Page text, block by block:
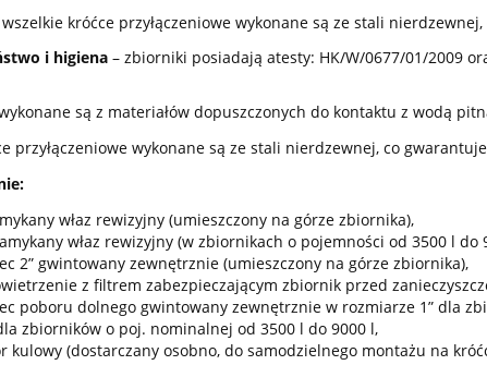
wszelkie króćce przyłączeniowe wykonane są ze stali
stwo i higiena – zbiorniki posiadają atesty: HK/W/0677/01/2009
są z materiałów dopuszczonych do kontaktu z wodą
przyłączeniowe wykonane są ze stali nierdzewnej, co
właz rewizyjny (umieszczony na górze zbiornika),
właz rewizyjny (w zbiornikach o pojemności od 3500 l do
2” gwintowany zewnętrznie (umieszczony na górze zbiornika),
z filtrem zabezpieczającym zbiornik przed
poboru dolnego gwintowany zewnętrznie w rozmiarze 1” dla
zbiorników o poj. nominalnej od 3500 l do 9000 l,
kulowy (dostarczany osobno, do samodzielnego montażu na